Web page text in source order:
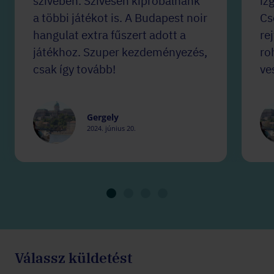
a többi játékot is. A Budapest noir
hangulat extra fűszert adott a
játékhoz. Szuper kezdeményezés,
csak így tovább!
Gergely
2024. június 20.
Válassz küldetést